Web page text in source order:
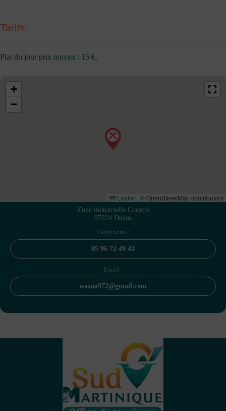
Tarifs
Plat du jour prix moyen : 15 €.
+
−
Leaflet | © OpenStreetMap contributors
Zone industrielle Cocotte
97224 Ducos
Téléphone :
05 96 72 49 43
Email :
wazaa972@gmail.com